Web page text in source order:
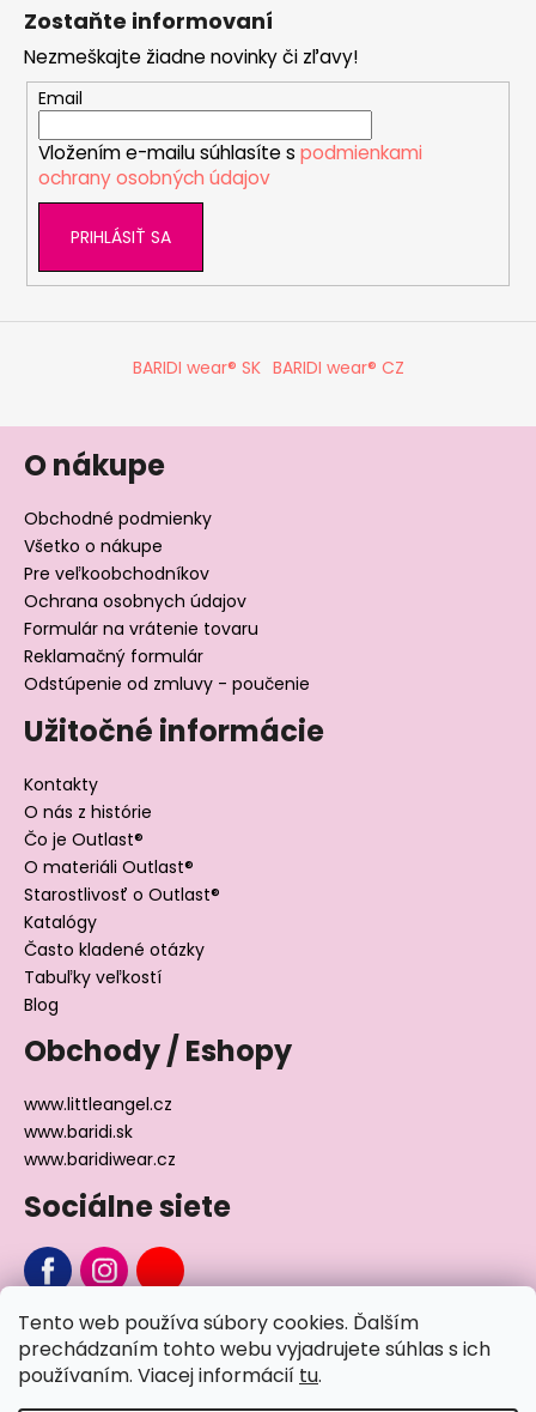
Tento web používa súbory cookies. Ďalším
prechádzaním tohto webu vyjadrujete súhlas s ich
používaním. Viacej informácií tu.
Zostaňte informovaní
Nezmeškajte žiadne novinky či zľavy!
Email
Vložením e-mailu súhlasíte s podmienkami
ochrany osobných údajov
PRIHLÁSIŤ SA
BARIDI wear® SK BARIDI wear® CZ
O nákupe
Obchodné podmienky
Všetko o nákupe
Pre veľkoobchodníkov
Ochrana osobnych údajov
Formulár na vrátenie tovaru
Reklamačný formulár
Odstúpenie od zmluvy - poučenie
Užitočné informácie
Kontakty
O nás z histórie
Čo je Outlast®
O materiáli Outlast®
Starostlivosť o Outlast®
Katalógy
Často kladené otázky
Tabuľky veľkostí
Blog
Obchody / Eshopy
www.littleangel.cz
www.baridi.sk
www.baridiwear.cz
Sociálne siete
Chcete sa nás na niečo opýtať?